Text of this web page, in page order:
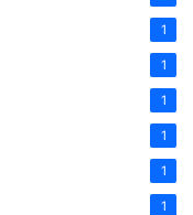
1
1
1
1
1
1